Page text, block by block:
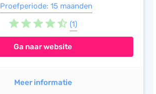
Proefperiode: 15 maanden
(1)
Ga naar website
Meer informatie